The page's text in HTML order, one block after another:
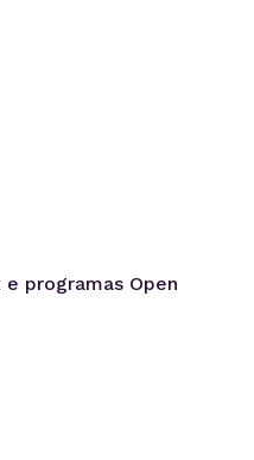
programas Open